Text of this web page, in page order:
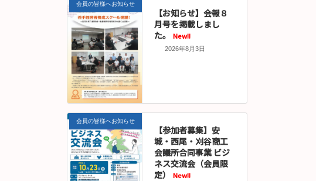
会員の皆様へお知らせ
【お知らせ】会報８
月号を掲載しまし
た。
New!!
2026年8月3日
会員の皆様へお知らせ
【参加者募集】安
城・西尾・刈谷商工
会議所合同事業 ビジ
ネス交流会（会員限
定）
New!!